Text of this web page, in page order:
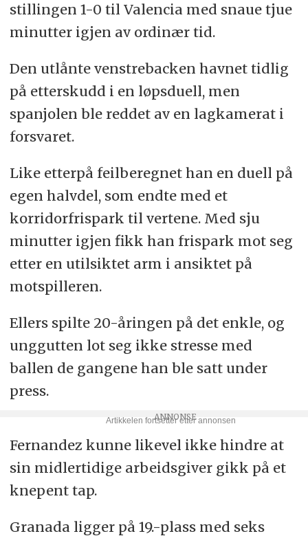
stillingen 1-0 til Valencia med snaue tjue
minutter igjen av ordinær tid.
Den utlånte venstrebacken havnet tidlig
på etterskudd i en løpsduell, men
spanjolen ble reddet av en lagkamerat i
forsvaret.
Like etterpå feilberegnet han en duell på
egen halvdel, som endte med et
korridorfrispark til vertene. Med sju
minutter igjen fikk han frispark mot seg
etter en utilsiktet arm i ansiktet på
motspilleren.
Ellers spilte 20-åringen på det enkle, og
unggutten lot seg ikke stresse med
ballen de gangene han ble satt under
press.
Fernandez kunne likevel ikke hindre at
sin midlertidige arbeidsgiver gikk på et
knepent tap.
Granada ligger på 19.-plass med seks